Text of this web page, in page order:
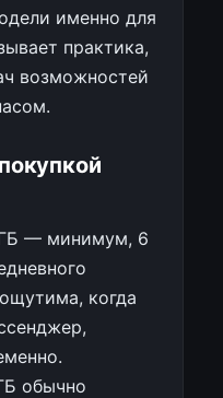
именно для
практика,
возможностей
— минимум, 6
когда
обычно